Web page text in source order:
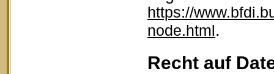
https://
node.html.
Recht auf